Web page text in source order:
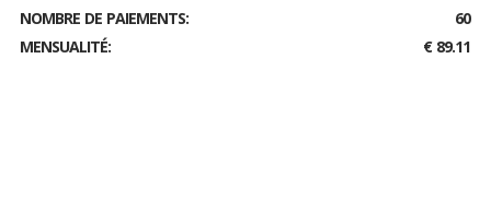
NOMBRE DE PAIEMENTS:
60
MENSUALITÉ:
€ 89.11